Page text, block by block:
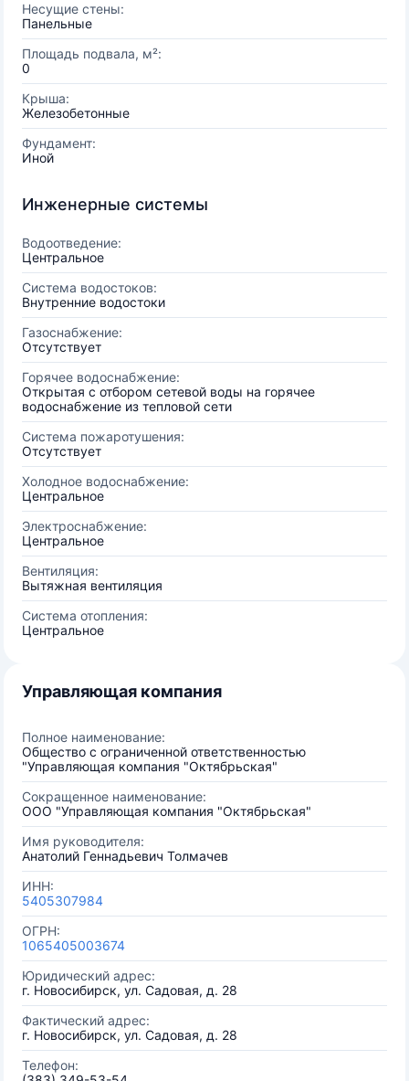
Несущие стены:
Панельные
Площадь подвала, м²:
0
Крыша:
Железобетонные
Фундамент:
Иной
Инженерные системы
Водоотведение:
Центральное
Система водостоков:
Внутренние водостоки
Газоснабжение:
Отсутствует
Горячее водоснабжение:
Открытая с отбором сетевой воды на горячее
водоснабжение из тепловой сети
Система пожаротушения:
Отсутствует
Холодное водоснабжение:
Центральное
Электроснабжение:
Центральное
Вентиляция:
Вытяжная вентиляция
Система отопления:
Центральное
Управляющая компания
Полное наименование:
Общество с ограниченной ответственностью
"Управляющая компания "Октябрьская"
Сокращенное наименование:
ООО "Управляющая компания "Октябрьская"
Имя руководителя:
Анатолий Геннадьевич Толмачев
ИНН:
5405307984
ОГРН:
1065405003674
Юридический адрес:
г. Новосибирск, ул. Садовая, д. 28
Фактический адрес:
г. Новосибирск, ул. Садовая, д. 28
Телефон: